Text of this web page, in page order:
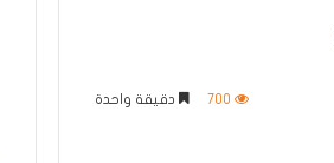
700 دقيقة واحدة